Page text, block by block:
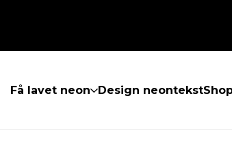
Få lavet neon Design neontekst